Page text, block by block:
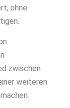
ohne
zwischen
weiteren